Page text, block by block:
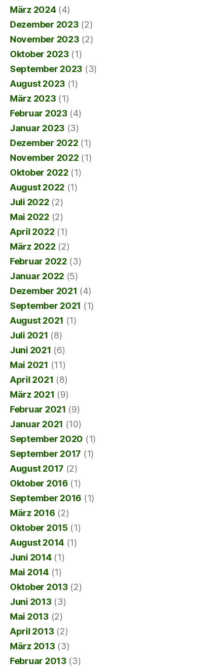
März 2024(4)
Dezember 2023 (2)
November 2023 (2)
Oktober 2023 (1)
September 2023 (3)
August 2023 (1)
März 2023 (1)
Februar 2023 (4)
Januar 2023 (3)
Dezember 2022 (1)
November 2022 (1)
Oktober 2022 (1)
August 2022 (1)
Juli 2022 (2)
Mai 2022 (2)
April 2022 (1)
März 2022 (2)
Februar 2022 (3)
Januar 2022 (5)
Dezember 2021 (4)
September 2021 (1)
August 2021 (1)
Juli 2021 (8)
Juni 2021 (6)
Mai 2021 (11)
April 2021 (8)
März 2021 (9)
Februar 2021 (9)
Januar 2021 (10)
September 2020 (1)
September 2017 (1)
August 2017 (2)
Oktober 2016 (1)
September 2016 (1)
März 2016 (2)
Oktober 2015 (1)
August 2014 (1)
Juni 2014(1)
Mai 2014(1)
Oktober 2013 (2)
Juni 2013 (3)
Mai 2013 (2)
April 2013 (2)
März 2013 (3)
Februar 2013 (3)